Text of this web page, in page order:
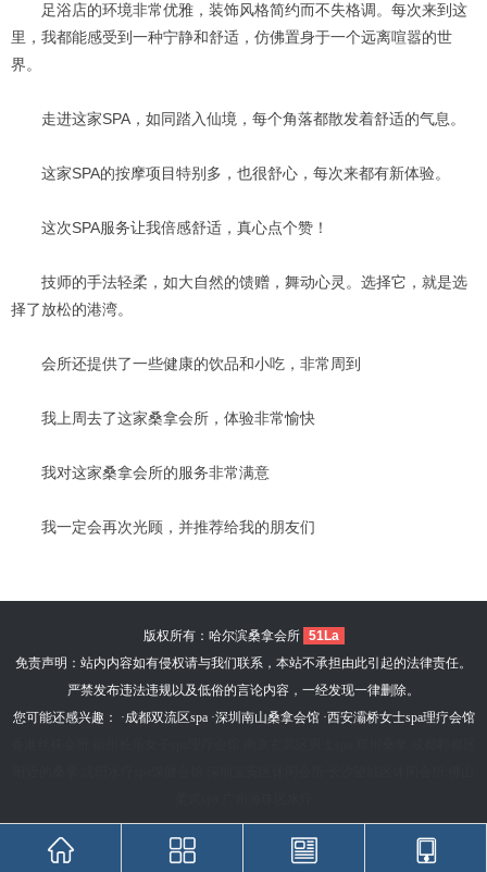
足浴店的环境非常优雅，装饰风格简约而不失格调。每次来到这
里，我都能感受到一种宁静和舒适，仿佛置身于一个远离喧嚣的世
界。
走进这家SPA，如同踏入仙境，每个角落都散发着舒适的气息。
这家SPA的按摩项目特别多，也很舒心，每次来都有新体验。
这次SPA服务让我倍感舒适，真心点个赞！
技师的手法轻柔，如大自然的馈赠，舞动心灵。选择它，就是选
择了放松的港湾。
会所还提供了一些健康的饮品和小吃，非常周到
我上周去了这家桑拿会所，体验非常愉快
我对这家桑拿会所的服务非常满意
我一定会再次光顾，并推荐给我的朋友们
版权所有：哈尔滨桑拿会所 51La
免责声明：站内内容如有侵权请与我们联系，本站不承担由此引起的法律责任。
严禁发布违法违规以及低俗的言论内容，一经发现一律删除。
您可能还感兴趣： ·成都双流区spa·深圳南山桑拿会馆·西安灞桥女士spa理疗会馆